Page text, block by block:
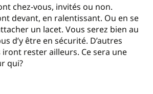
chez-vous, invités ou non.
devant, en ralentissant. Ou en se
un lacet. Vous serez bien au
d’y être en sécurité. D’autres
iront rester ailleurs. Ce sera une
qui?